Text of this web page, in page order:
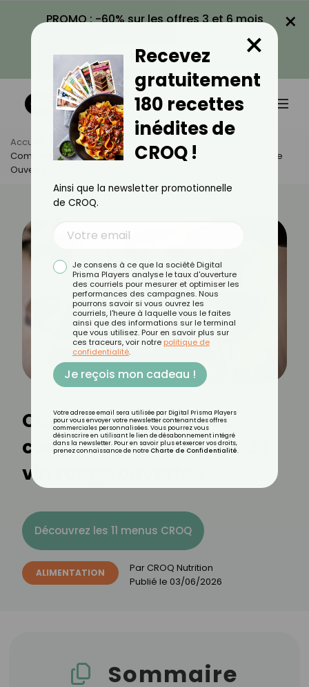
PROMO : -60% sur les offres 3 et 6 mois
VOIR LA PROMO
×
Accueil Actus
Alimentation
Combien De Temps Se Conserve Une Bouteille De Vin Rouge
Ouverte ?
Combien de temps se
conserve une bouteille de
vin rouge ouverte ?
Découvrez les 11 menus CROQ
ALIMENTATION Par CROQ Nutrition
Publié le 03/06/2026
Sommaire
Recevez
gratuitement
180 recettes
inédites de
CROQ !
×
Ainsi que la newsletter promotionnelle
de CROQ.
Je consens à ce que la société Digital
Prisma Players analyse le taux d'ouverture
des courriels pour mesurer et optimiser les
performances des campagnes. Nous
pourrons savoir si vous ouvrez les
courriels, l'heure à laquelle vous le faites
ainsi que des informations sur le terminal
que vous utilisez. Pour en savoir plus sur
ces traceurs, voir notre politique de
confidentialité.
Je reçois mon cadeau !
Votre adresse email sera utilisée par Digital Prisma Players
pour vous envoyer votre newsletter contenant des offres
commerciales personnalisées. Vous pourrez vous
désinscrire en utilisant le lien de désabonnement intégré
dans la newsletter. Pour en savoir plus et exercer vos droits,
prenez connaissance de notre Charte de Confidentialité.